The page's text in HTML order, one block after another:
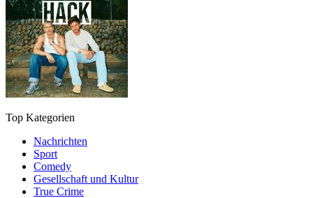
Top Kategorien
Nachrichten
Sport
Comedy
Gesellschaft und Kultur
True Crime